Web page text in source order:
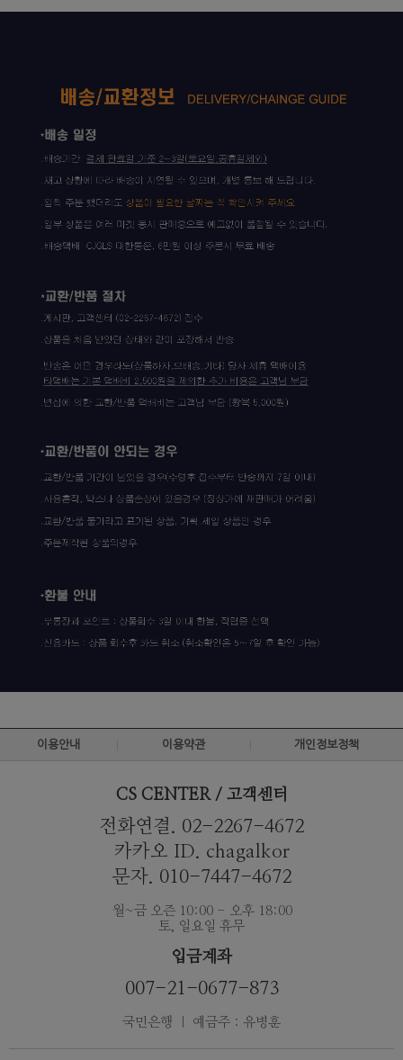
이용안내 이용약관 개인정보정책
CS CENTER / 고객센터
전화연결. 02-2267-4672
카카오 ID. chagalkor
문자. 010-7447-4672
월~금 오즌 10:00 - 오후 18:00
토, 일요일 휴무
입금계좌
007-21-0677-873
국민은행 ｜ 예금주 : 유병훈